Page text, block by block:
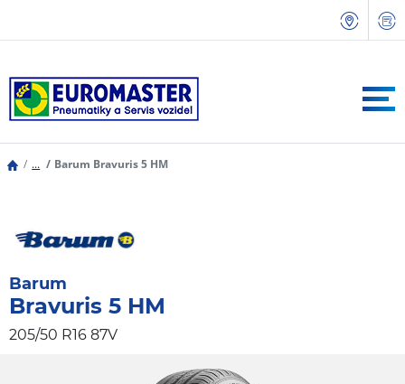
... Barum Bravuris 5 HM
Barum
Bravuris 5 HM
205/50 R16 87V